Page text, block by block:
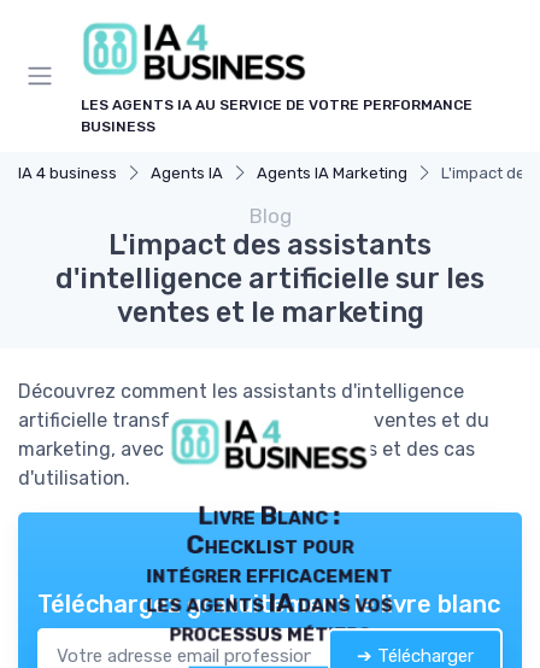
LES AGENTS IA AU SERVICE DE VOTRE PERFORMANCE
BUSINESS
IA 4 business Agents IA Agents IA Marketing L'impact
Blog
L'impact des assistants
d'intelligence artificielle sur les
ventes et le marketing
Découvrez comment les assistants d'intelligence
artificielle transforment le secteur des ventes et du
marketing, avec des exemples concrets et des cas
d'utilisation.
Livre Blanc :
Checklist pour
intégrer efficacement
les agents IA dans vos
processus métiers
Téléchargez gratuitement le livre blanc
➔ Télécharger